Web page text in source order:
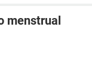
menstrual